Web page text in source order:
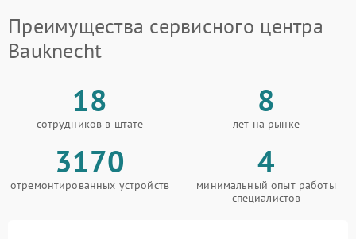
Преимущества сервисного центра
Bauknecht
18
сотрудников в штате
8
лет на рынке
3170
отремонтированных устройств
4
минимальный опыт работы
специалистов